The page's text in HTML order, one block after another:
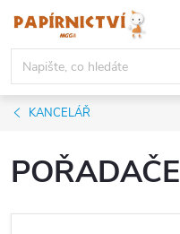
obsah
KANCELÁŘ
POŘADAČE